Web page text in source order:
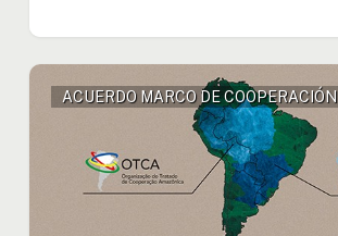
Acuerdo
permitirá
cooperación
instituciones
ACUERDO MARCO DE COOPERACIÓN